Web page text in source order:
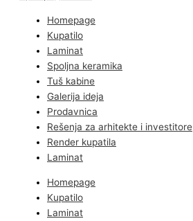
Homepage
Kupatilo
Laminat
Spoljna keramika
Tuš kabine
Galerija ideja
Prodavnica
Rešenja za arhitekte i investitore
Render kupatila
Laminat
Homepage
Kupatilo
Laminat